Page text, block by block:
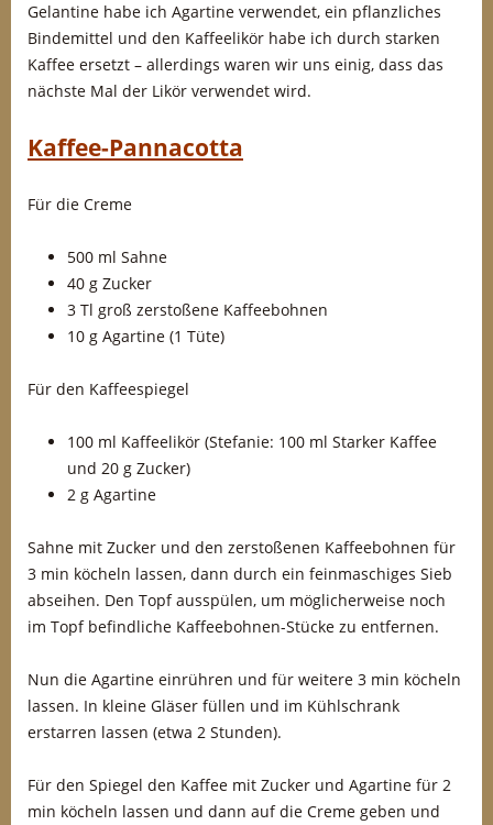
Gelantine habe ich Agartine verwendet, ein pflanzliches
Bindemittel und den Kaffeelikör habe ich durch starken
Kaffee ersetzt – allerdings waren wir uns einig, dass das
nächste Mal der Likör verwendet wird.
Kaffee-Pannacotta
Für die Creme
500 ml Sahne
40 g Zucker
3 Tl groß zerstoßene Kaffeebohnen
10 g Agartine (1 Tüte)
Für den Kaffeespiegel
100 ml Kaffeelikör (Stefanie: 100 ml Starker Kaffee
und 20 g Zucker)
2 g Agartine
Sahne mit Zucker und den zerstoßenen Kaffeebohnen für
3 min köcheln lassen, dann durch ein feinmaschiges Sieb
abseihen. Den Topf ausspülen, um möglicherweise noch
im Topf befindliche Kaffeebohnen-Stücke zu entfernen.
Nun die Agartine einrühren und für weitere 3 min köcheln
lassen. In kleine Gläser füllen und im Kühlschrank
erstarren lassen (etwa 2 Stunden).
Für den Spiegel den Kaffee mit Zucker und Agartine für 2
min köcheln lassen und dann auf die Creme geben und